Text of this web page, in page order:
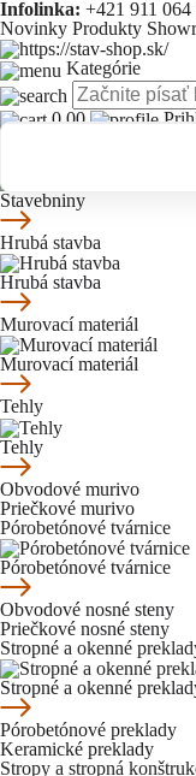
Infolinka: +421 911 064
Novinky Produkty
Kategórie
0.00
Stavebniny
Hrubá stavba
Hrubá stavba
Murovací materiál
Murovací materiál
Tehly
Tehly
Obvodové murivo
Priečkové murivo
Pórobetónové tvárnice
Pórobetónové tvárnice
Obvodové nosné steny
Priečkové nosné steny
Stropné a okenné
Stropné a okenné
Pórobetónové preklady
Keramické preklady
Stropy a stropná